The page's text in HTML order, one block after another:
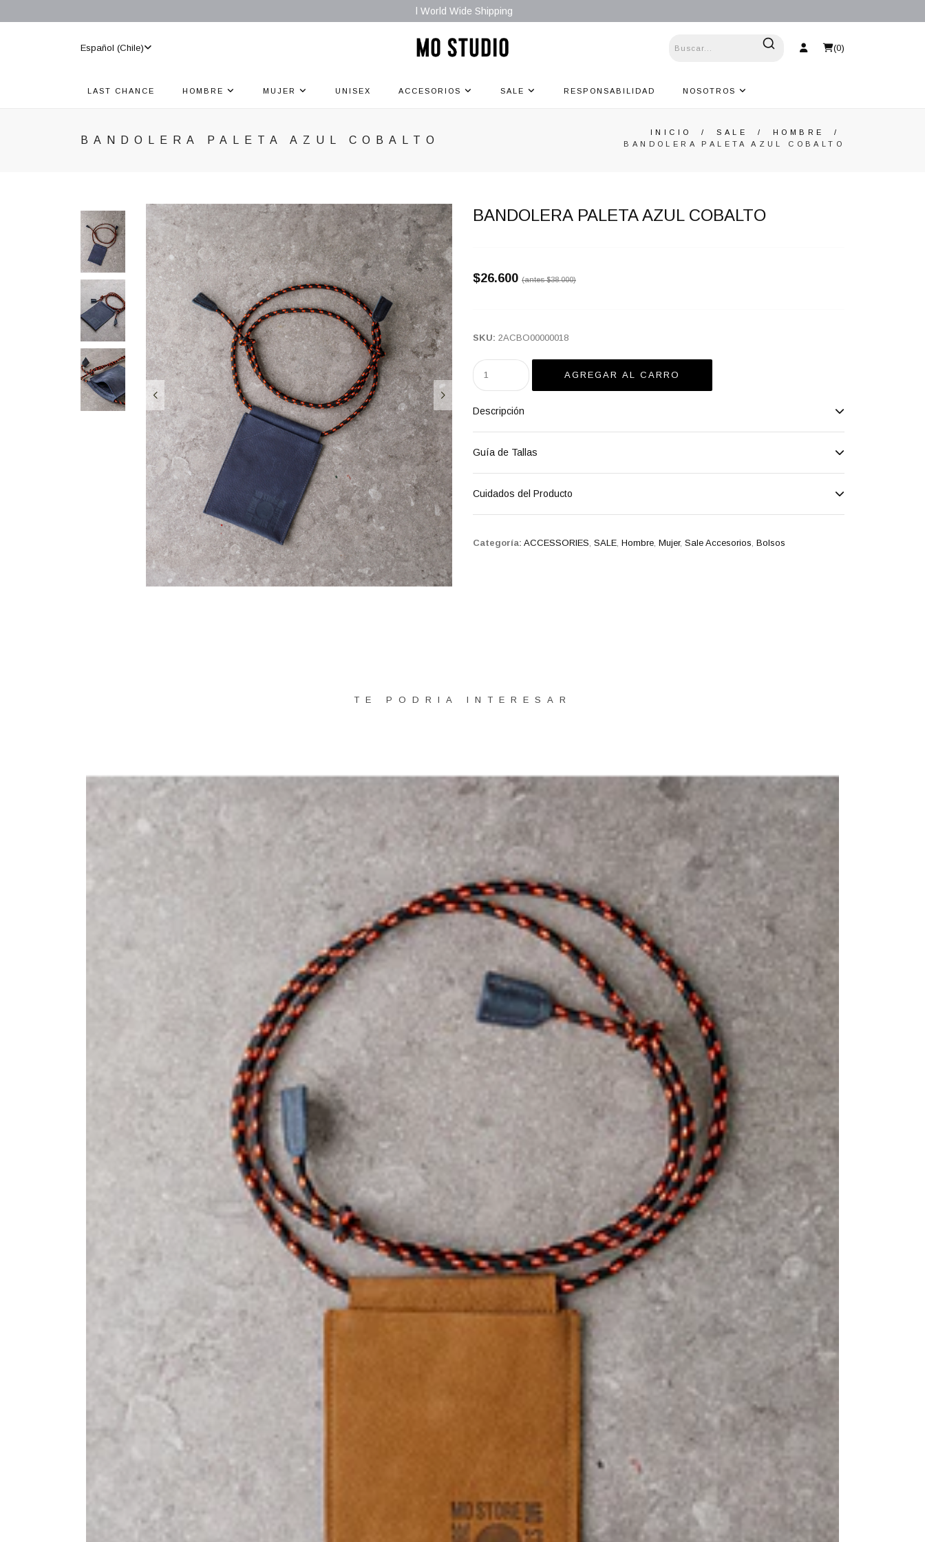
l World Wide Shipping
Español (Chile) (0)
LAST CHANCE HOMBRE MUJER UNISEX ACCESORIOS SALE RESPONSABILIDAD NOSOTROS
BANDOLERA PALETA AZUL COBALTO
INICIO /SALE / HOMBRE
/
BANDOLERA PALETA AZUL COBALTO
BANDOLERA PALETA AZUL COBALTO
$26.600 (antes$38.000)
SKU: 2ACBO00000018
Descripción
Guía de Tallas
Cuidados del Producto
Categoría: ACCESSORIES SALE Hombre Mujer, Sale Accesorios Bolsos
TE PODRIA INTERESAR